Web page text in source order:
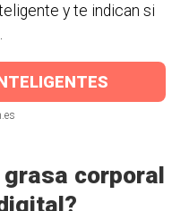
y te indican si
corporal